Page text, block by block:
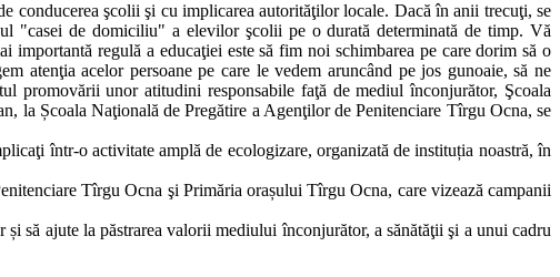
conducerea şcolii şi cu implicarea autorităţilor locale. Dacă în anii trecuţi, se
"casei de domiciliu" a elevilor şcolii pe o durată determinată de timp. Vă
regulă a educaţiei este să fim noi schimbarea pe care dorim să o
atenţia acelor persoane pe care le vedem aruncând pe jos gunoaie, să ne
promovării unor atitudini responsabile faţă de mediul înconjurător, Şcoala
la Școala Naţională de Pregătire a Agenţilor de Penitenciare Tîrgu Ocna, se
într-o activitate amplă de ecologizare, organizată de instituția noastră, în
Tîrgu Ocna şi Primăria orașului Tîrgu Ocna, care vizează campanii
ajute la păstrarea valorii mediului înconjurător, a sănătăţii şi a unui cadru